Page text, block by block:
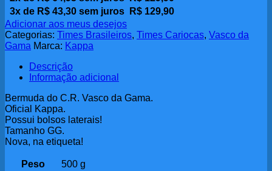
3x de R$43,30sem juros R$ 129,90
Adicionar aos meus desejos
Categorias: Times Brasileiros, Times Cariocas, Vasco da
Gama Marca: Kappa
Descrição
Informação adicional
Bermuda do C.R. Vasco da Gama.
Oficial Kappa.
Possui bolsos laterais!
Tamanho GG.
Nova, na etiqueta!
Peso
500 g